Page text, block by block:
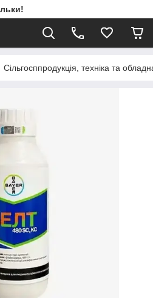
Сільгосппродукція, техніка та